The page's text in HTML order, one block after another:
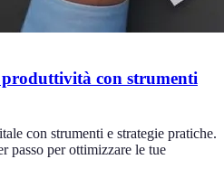
con strumenti
con strumenti e strategie pratiche.
passo per ottimizzare le tue